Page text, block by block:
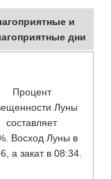
и
дни
Процент
Луны
составляет
Восход Луны в
а закат в 08:34.